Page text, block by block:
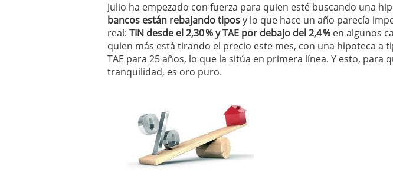
Julio ha empezado con fuerza para quien esté buscando una
bancos están rebajando tiposy lo que hace un año parecía
real: TIN desde el 2,30 % y TAE por debajo del 2,4 % en algunos
quien más está tirando el precio este mes, con una hipoteca a
TAE para 25 años, lo que la sitúa en primera línea. Y esto, para
tranquilidad, es oro puro.